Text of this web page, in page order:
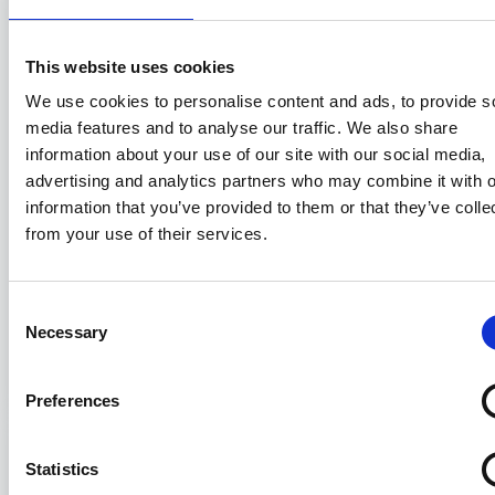
This website uses cookies
We use cookies to personalise content and ads, to provide
media features and to analyse our traffic. We also share
information about your use of our site with our social media,
advertising and analytics partners who may combine it with
information that you’ve provided to them or that they’ve
from your use of their services.
Selection
Necessary
Preferences
Statistics